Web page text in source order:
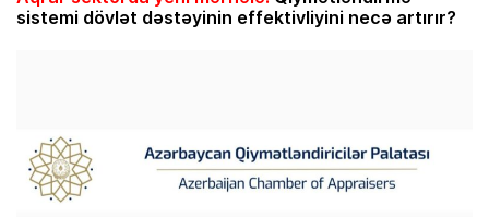
sistemi dövlət dəstəyinin effektivliyini necə artırır?